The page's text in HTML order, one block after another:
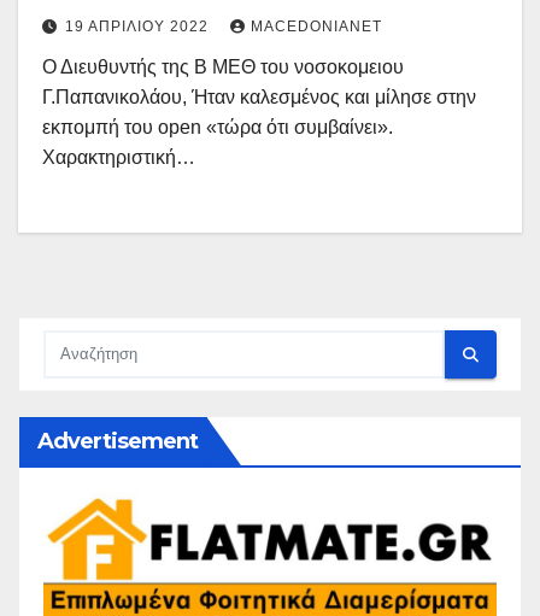
19 ΑΠΡΙΛΊΟΥ 2022 MACEDONIANET
Ο Διευθυντής της Β ΜΕΘ του νοσοκομειου
Γ.Παπανικολάου, Ήταν καλεσμένος και μίλησε στην
εκπομπή του open «τώρα ότι συμβαίνει».
Χαρακτηριστική…
Advertisement